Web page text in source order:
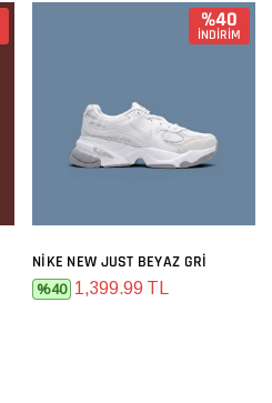
%40
İNDİRİM
NIKE NEW JUST BEYAZ GRI
%40 1,399.99 TL